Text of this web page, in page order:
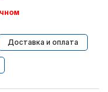
Доставка и оплата